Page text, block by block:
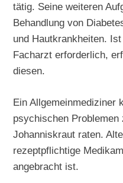
tätig. Seine weiteren
Behandlung von
und Hautkrankheiten.
Facharzt erforderlich,
diesen.
Ein Allgemeinmediziner
psychischen
Johanniskraut raten.
rezeptpflichtige
angebracht ist.